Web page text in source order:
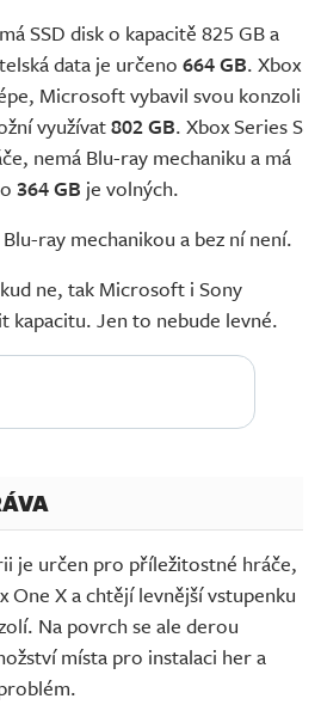
SSD disk o kapacitě 825 GB a
data je určeno664 GB. Xbox
Microsoft vybavil svou konzoli
využívat802 GB. Xbox Series S
nemá Blu-ray mechaniku a má
364 GB je volných.
ray mechanikou a bez ní není.
ne, tak Microsoft i Sony
kapacitu. Jen to nebude levné.
je určen pro příležitostné hráče,
One X a chtějí levnější vstupenku
Na povrch se ale derou
místa pro instalaci her a